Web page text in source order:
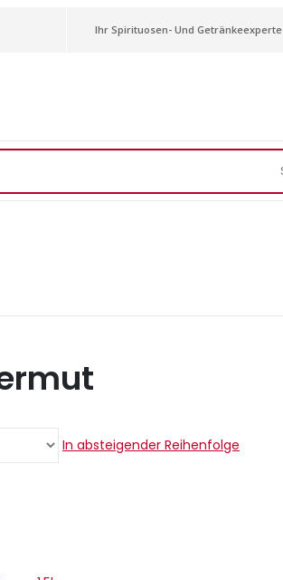
Ihr Spirituosen- Und Getränkeexperte
In absteigender Reihenfolge